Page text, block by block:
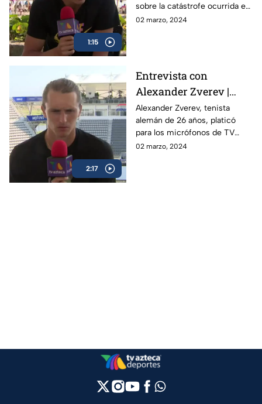
1:15
sobre la catástrofe ocurrida en
Acapulco y como el Abierto
02 marzo, 2024
2:17
Entrevista con
Alexander Zverev |
Abierto Mexicano de
Tenis
Alexander Zverev, tenista
alemán de 26 años, platicó
para los micrófonos de TV
Azteca Deportes durante su
02 marzo, 2024